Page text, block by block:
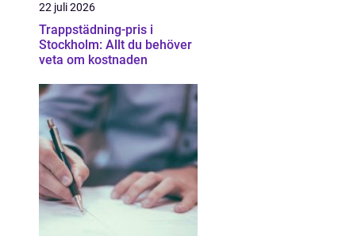
22 juli 2026
Trappstädning-pris i
Stockholm: Allt du behöver
veta om kostnaden